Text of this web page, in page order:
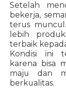
Setelah
bekerja,
terus
lebih
terbaik
Kondisi ini
karena bisa
maju dan
berkualitas.